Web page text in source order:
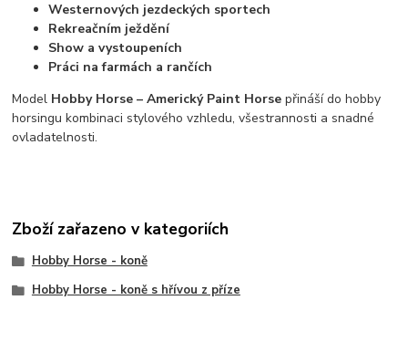
Westernových jezdeckých sportech
Rekreačním ježdění
Show a vystoupeních
Práci na farmách a rančích
Model Hobby Horse – Americký Paint Horse přináší do hobby
horsingu kombinaci stylového vzhledu, všestrannosti a snadné
ovladatelnosti.
Zboží zařazeno v kategoriích
Hobby Horse - koně
Hobby Horse - koně s hřívou z příze